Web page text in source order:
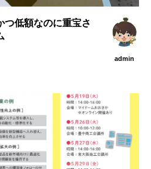
つ低額なのに重宝さ
admin